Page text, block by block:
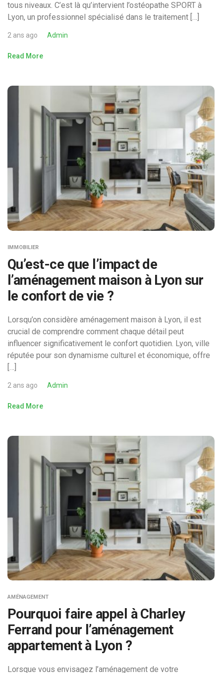
tous niveaux. C’est là qu’intervient l’ostéopathe SPORT à
Lyon, un professionnel spécialisé dans le traitement […]
2 ans ago Admin
Read More
IMMOBILIER
Qu’est-ce que l’impact de
l’aménagement maison à Lyon sur
le confort de vie ?
Lorsqu’on considère aménagement maison à Lyon, il est
crucial de comprendre comment chaque détail peut
influencer significativement le confort quotidien. Lyon, ville
réputée pour son dynamisme culturel et économique, offre
[…]
2 ans ago Admin
Read More
AMÉNAGEMENT
Pourquoi faire appel à Charley
Ferrand pour l’aménagement
appartement à Lyon ?
Lorsque vous envisagez l’aménagement de votre